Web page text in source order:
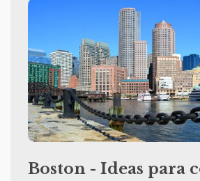
Boston - Ideas para